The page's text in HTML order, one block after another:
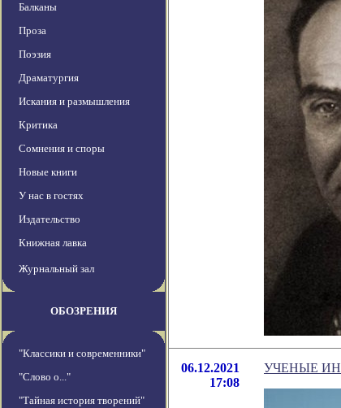
Балканы
Проза
Поэзия
Драматургия
Искания и размышления
Критика
Сомнения и споры
Новые книги
У нас в гостях
Издательство
Книжная лавка
Журнальный зал
ОБОЗРЕНИЯ
"Классики и современники"
"Слово о..."
"Тайная история творений"
06.12.2021
17:08
УЧЕНЫЕ